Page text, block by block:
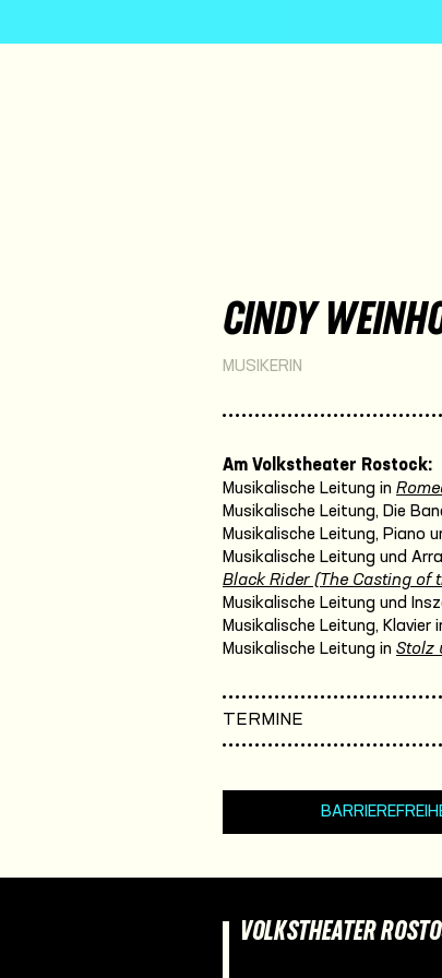
CINDY
MUSIKERIN
Am Volkstheater Rostock:
Musikalische Leitung in
Musikalische Leitung, Die
Musikalische Leitung, Piano
Musikalische Leitung und
Black Rider (The Casting of
Musikalische Leitung und
Musikalische Leitung, Klavier
Musikalische Leitung in Stolz
TERMINE
VOLKSTHEATER